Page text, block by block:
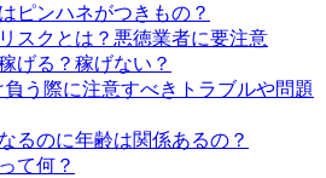
ピンハネがつきもの？
スクとは？悪徳業者に要注意
げる？稼げない？
負う際に注意すべきトラブルや問題
るのに年齢は関係あるの？
て何？